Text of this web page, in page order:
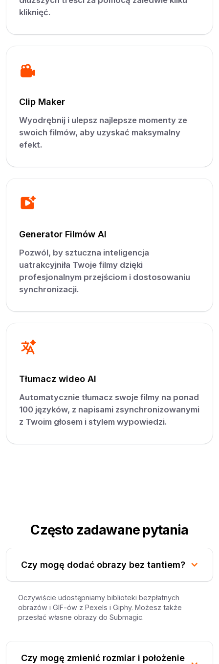
kliknięć.
Clip Maker
Wyodrębnij i ulepsz najlepsze momenty ze
swoich filmów, aby uzyskać maksymalny
efekt.
Generator Filmów AI
Pozwól, by sztuczna inteligencja
uatrakcyjniła Twoje filmy dzięki
profesjonalnym przejściom i dostosowaniu
synchronizacji.
Tłumacz wideo AI
Automatycznie tłumacz swoje filmy na ponad
100 języków, z napisami zsynchronizowanymi
z Twoim głosem i stylem wypowiedzi.
Często zadawane pytania
Czy mogę dodać obrazy bez tantiem?
Oczywiście udostępniamy biblioteki bezpłatnych
obrazów i GIF-ów z Pexels i Giphy. Możesz także
przesłać własne obrazy do Submagic.
Czy mogę zmienić rozmiar i położenie